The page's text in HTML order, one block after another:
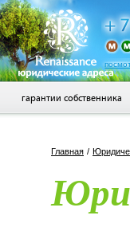
гарантии собственника
Главная /